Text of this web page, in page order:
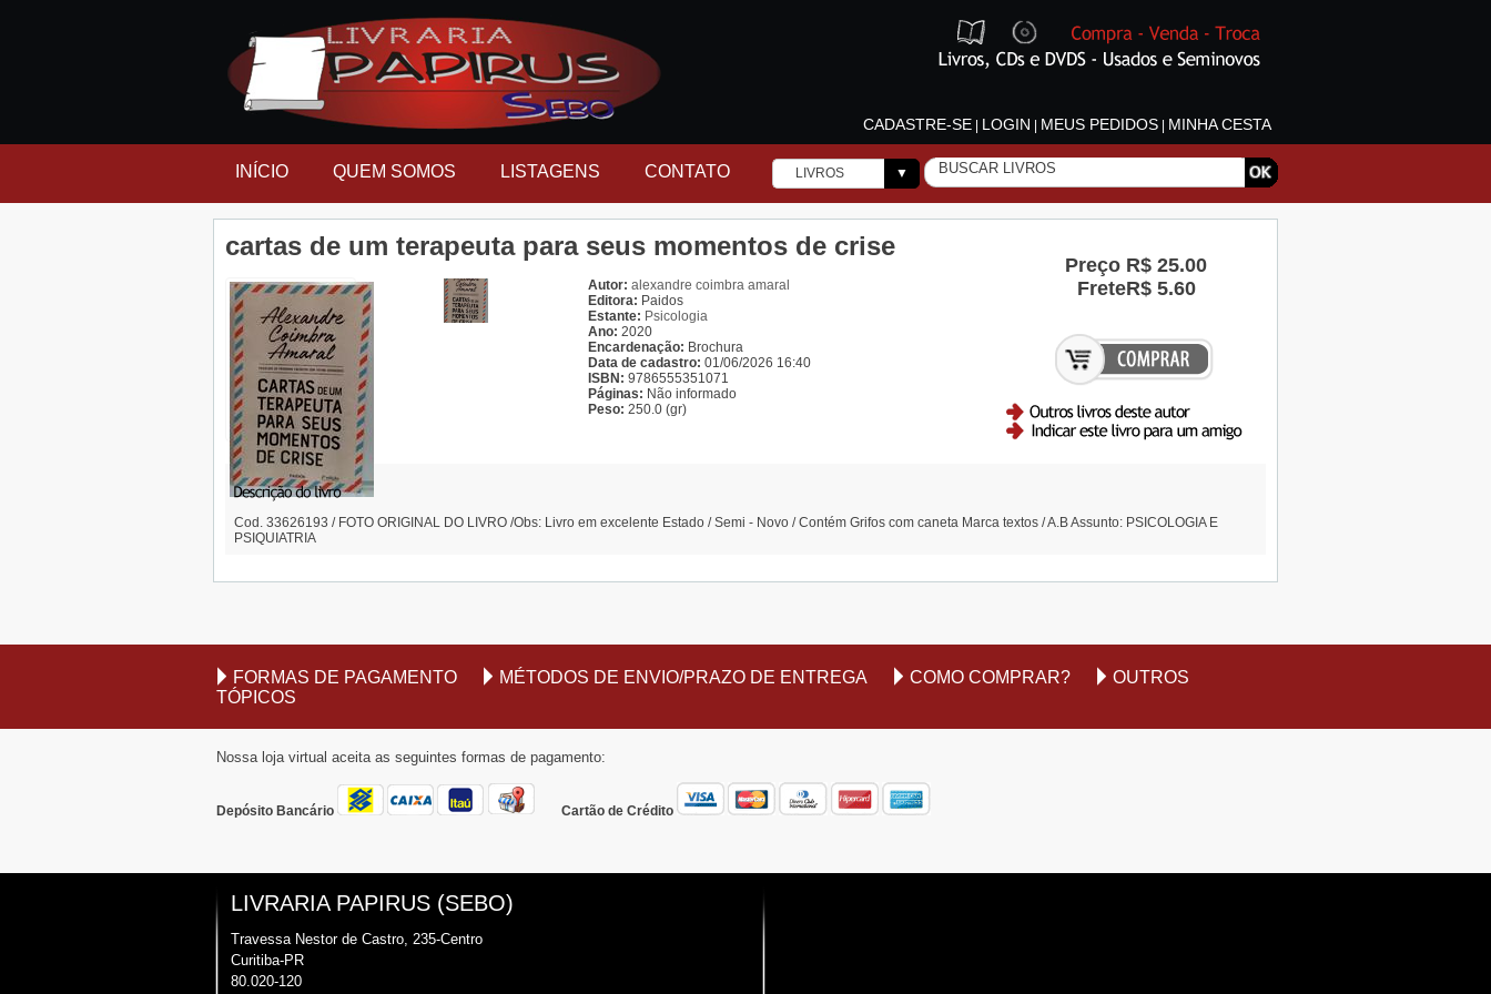
CADASTRE-SE LOGIN MEUS PEDIDOS MINHA CESTA
INÍCIO QUEM SOMOS LISTAGENS CONTATO LIVROS ▼
cartas de um terapeuta para seus momentos de crise
Autor: alexandre coimbra amaral
Editora: Paidos
Estante: Psicologia
Ano: 2020
Encardenação: Brochura
Data de cadastro: 01/06/2026 16:40
ISBN: 9786555351071
Páginas: Não informado
Peso: 250.0 (gr)
Preço R$ 25.00
FreteR$ 5.60
Cod. 33626193 / FOTO ORIGINAL DO LIVRO /Obs: Livro em excelente Estado / Semi - Novo / Contém Grifos com caneta Marca textos / A.B Assunto: PSICOLOGIA E
PSIQUIATRIA
FORMAS DE PAGAMENTO MÉTODOS DE ENVIO/PRAZO DE ENTREGA COMO COMPRAR?
OUTROS
TÓPICOS
Nossa loja virtual aceita as seguintes formas de pagamento:
Depósito Bancário Cartão de Crédito
LIVRARIA PAPIRUS (SEBO)
Travessa Nestor de Castro, 235-Centro
Curitiba-PR
80.020-120